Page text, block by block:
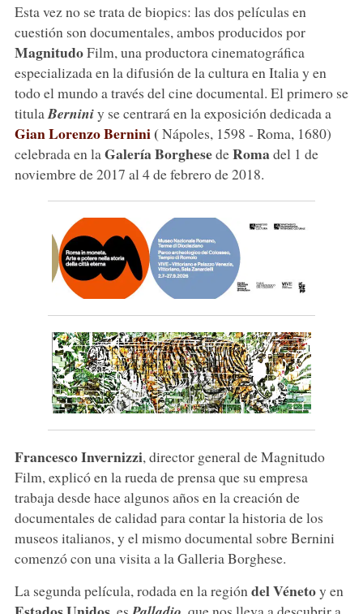
Esta vez no se trata de biopics: las dos películas en
cuestión son documentales, ambos producidos por
MagnitudoFilm, una productora cinematográfica
especializada en la difusión de la cultura en Italia y en
todo el mundo a través del cine documental. El primero se
titula Berniniy se centrará en la exposición dedicada a
Gian Lorenzo Bernini(Nápoles, 1598 - Roma, 1680)
celebrada en la Galería BorghesedeRomadel 1 de
noviembre de 2017 al 4 de febrero de 2018.
Francesco Invernizzi, director general de Magnitudo
Film, explicó en la rueda de prensa que su empresa
trabaja desde hace algunos años en la creación de
documentales de calidad para contar la historia de los
museos italianos, y el mismo documental sobre Bernini
comenzó con una visita a la Galleria Borghese.
La segunda película, rodada en la región del Vénetoy en